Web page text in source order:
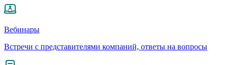
Вебинары
Встречи с представителями компаний, ответы на вопросы